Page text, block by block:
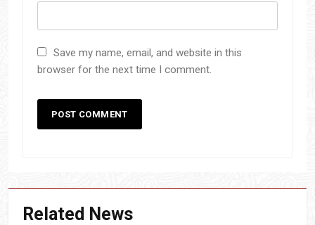
Save my name, email, and website in this
browser for the next time I comment.
Related News